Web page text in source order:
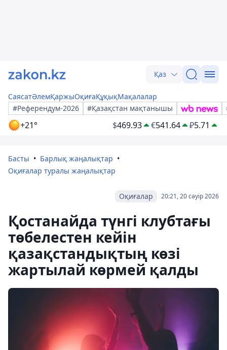
Қаз
СаясатӘлемҚаржыОқиғаҚұқықМақалалар
#Референдум-2026
#Қазақстан мақтанышы
+21° $469.93 €541.64 ₽5.71
Басты
Барлық жаңалықтар
Оқиғалар туралы жаңалықтар
20:21, 20 сәуір 2026
Оқиғалар
Қостанайда түнгі клубтағы
төбелестен кейін
қазақстандықтың көзі
жартылай көрмей қалды